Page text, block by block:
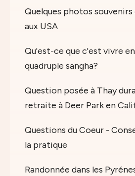
Quelques photos
aux USA
Qu'est-ce que c'est vivre en
quadruple sangha?
Question posée à Thay
retraite à Deer Park en
Questions du Coeur -
la pratique
Randonnée dans les